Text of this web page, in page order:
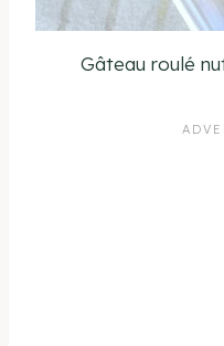
Gâteau roulé